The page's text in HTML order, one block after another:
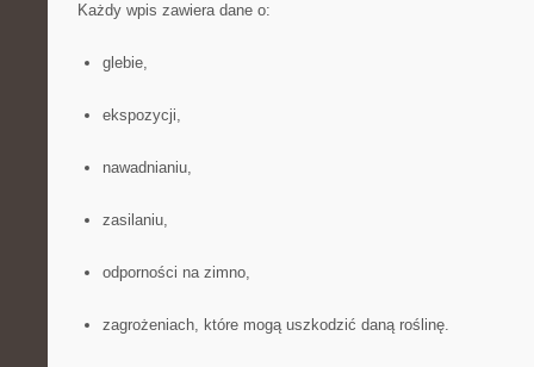
Każdy wpis zawiera dane o:
glebie,
ekspozycji,
nawadnianiu,
zasilaniu,
odporności na zimno,
zagrożeniach, które mogą uszkodzić daną roślinę.